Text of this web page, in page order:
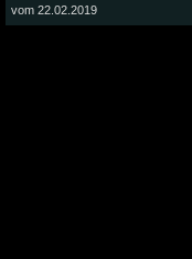
vom 22.02.2019